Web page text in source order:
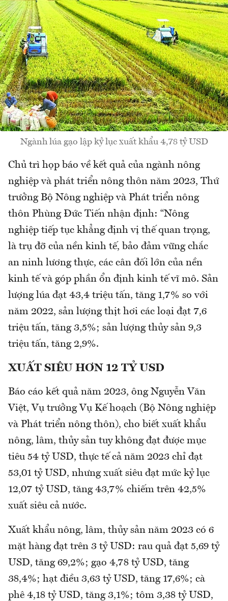
Ngành lúa gạo lập kỷ lục xuất khẩu 4,78 tỷ USD
Chủ trì họp báo về kết quả của ngành nông
nghiệp và phát triển nông thôn năm 2023, Thứ
trưởng Bộ Nông nghiệp và Phát triển nông
thôn Phùng Đức Tiến nhận định: “Nông
nghiệp tiếp tục khẳng định vị thế quan trọng,
là trụ đỡ của nền kinh tế, bảo đảm vững chắc
an ninh lương thực, các cân đối lớn của nền
kinh tế và góp phần ổn định kinh tế vĩ mô. Sản
lượng lúa đạt 43,4 triệu tấn, tăng 1,7% so với
năm 2022, sản lượng thịt hơi các loại đạt 7,6
triệu tấn, tăng 3,5%; sản lượng thủy sản 9,3
triệu tấn, tăng 2,9%.
XUẤT SIÊU HƠN 12 TỶ USD
Báo cáo kết quả năm 2023, ông Nguyễn Văn
Việt, Vụ trưởng Vụ Kế hoạch (Bộ Nông nghiệp
và Phát triển nông thôn), cho biết xuất khẩu
nông, lâm, thủy sản tuy không đạt được mục
tiêu 54 tỷ USD, thực tế cả năm 2023 chỉ đạt
53,01 tỷ USD, nhưng xuất siêu đạt mức kỷ lục
12,07 tỷ USD, tăng 43,7% chiếm trên 42,5%
xuất siêu cả nước.
Xuất khẩu nông, lâm, thủy sản năm 2023 có 6
mặt hàng đạt trên 3 tỷ USD: rau quả đạt 5,69 tỷ
USD, tăng 69,2%; gạo 4,78 tỷ USD, tăng
38,4%; hạt điều 3,63 tỷ USD, tăng 17,6%; cà
phê 4,18 tỷ USD, tăng 3,1%; tôm 3,38 tỷ USD,